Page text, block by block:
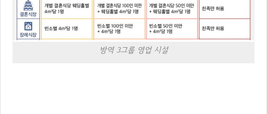
방역 3그룹 영업 시설